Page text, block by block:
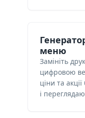
меню
Замініть
цифровою
ціни та
і